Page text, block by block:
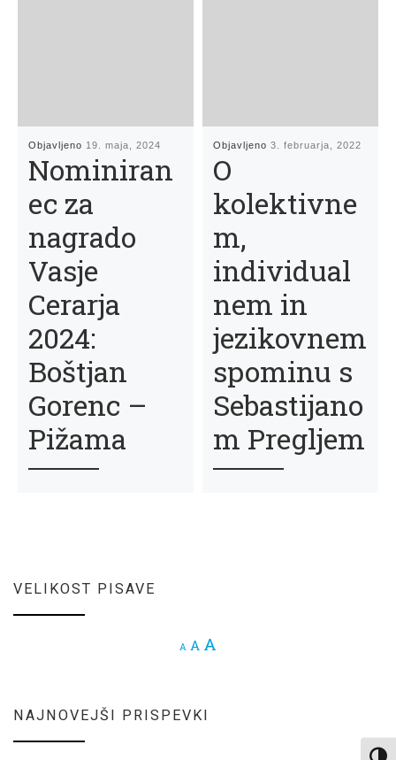
Objavljeno 19. maja, 2024
Nominiran
ec za
nagrado
Vasje
Cerarja
2024:
Boštjan
Gorenc –
Pižama
Objavljeno3. februarja, 2022
O
kolektivne
m,
individual
nem in
jezikovnem
spominu s
Sebastijano
m Pregljem
VELIKOST PISAVE
A Decrease font size.
A Reset font size.
A
NAJNOVEJŠI PRISPEVKI